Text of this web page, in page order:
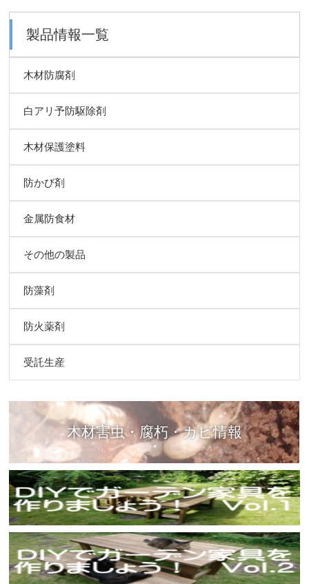
製品情報一覧
木材防腐剤
白アリ予防駆除剤
木材保護塗料
防かび剤
金属防食材
その他の製品
防藻剤
防火薬剤
受託生産
木材害虫・腐朽・カビ情報